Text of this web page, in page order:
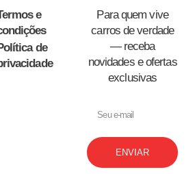
e
de
Para quem vive
carros de verdade
— receba
novidades e ofertas
exclusivas
ENVIAR